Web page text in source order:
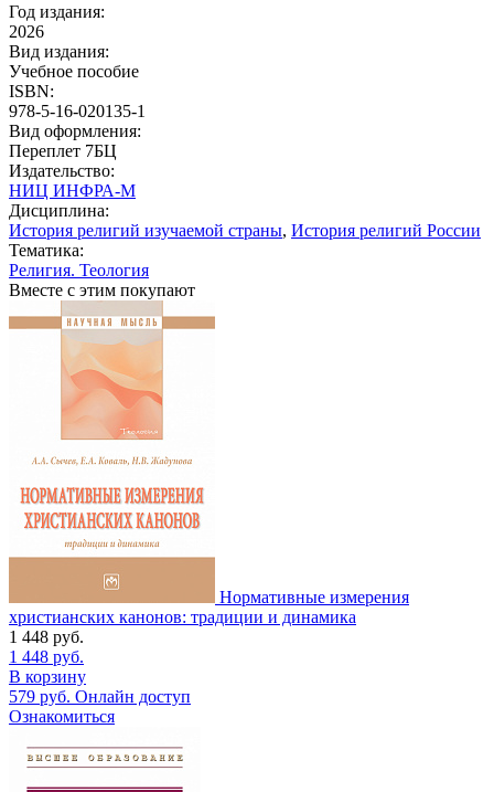
Год издания:
2026
Вид издания:
Учебное пособие
ISBN:
978-5-16-020135-1
Вид оформления:
Переплет 7БЦ
Издательство:
НИЦ ИНФРА-М
Дисциплина:
История религий изучаемой страны, История религий России
Тематика:
Религия. Теология
Вместе с этим покупают
Нормативные измерения
христианских канонов: традиции и динамика
1 448 руб.
1 448 руб.
В корзину
579 руб. Онлайн доступ
Ознакомиться